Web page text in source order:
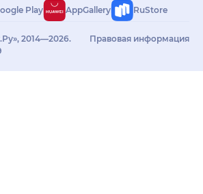
Play AppGallery RuStore
2014—2026.
Правовая информация